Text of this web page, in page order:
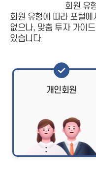
회원 유
회원 유형에 따라 포털
없으나, 맞춤 투자 가이
있습니다.
개인회원